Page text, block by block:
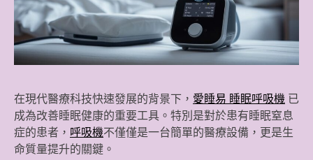
在現代醫療科技快速發展的背景下， 愛睡易 睡眠呼吸機 已
成為改善睡眠健康的重要工具。特別是對於患有睡眠窒息
症的患者， 呼吸機不僅僅是一台簡單的醫療設備，更是生
命質量提升的關鍵。